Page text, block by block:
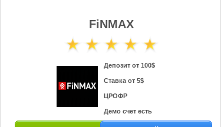
FiNMAX
Депозит от 100$
Ставка от 5$
ЦРОФР
Демо счет есть